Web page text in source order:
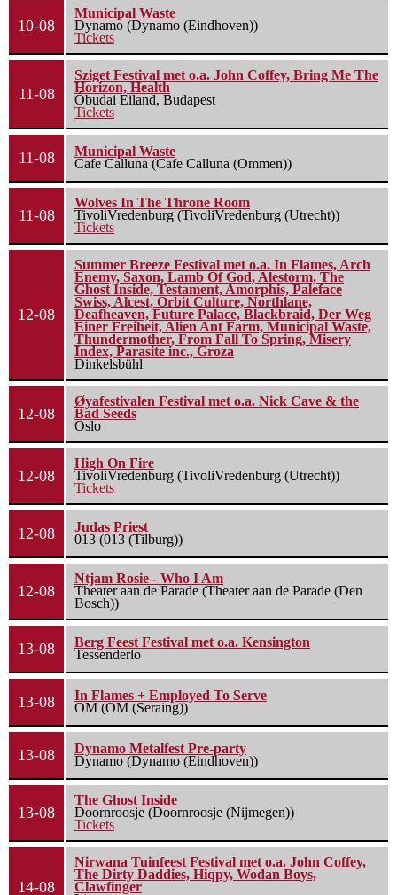
10-08
Municipal Waste
Dynamo (Dynamo (Eindhoven))
Tickets
11-08
Sziget Festival met o.a. John Coffey, Bring Me The
Horizon, Health
Óbudai Eiland, Budapest
Tickets
11-08
Municipal Waste
Cafe Calluna (Cafe Calluna (Ommen))
11-08
Wolves In The Throne Room
TivoliVredenburg (TivoliVredenburg (Utrecht))
Tickets
12-08
Summer Breeze Festival met o.a. In Flames, Arch
Enemy, Saxon, Lamb Of God, Alestorm, The
Ghost Inside, Testament, Amorphis, Paleface
Swiss, Alcest, Orbit Culture, Northlane,
Deafheaven, Future Palace, Blackbraid, Der Weg
Einer Freiheit, Alien Ant Farm, Municipal Waste,
Thundermother, From Fall To Spring, Misery
Index, Parasite inc., Groza
Dinkelsbühl
12-08
Øyafestivalen Festival met o.a. Nick Cave & the
Bad Seeds
Oslo
12-08
High On Fire
TivoliVredenburg (TivoliVredenburg (Utrecht))
Tickets
12-08
Judas Priest
013 (013 (Tilburg))
12-08
Ntjam Rosie - Who I Am
Theater aan de Parade (Theater aan de Parade (Den
Bosch))
13-08
Berg Feest Festival met o.a. Kensington
Tessenderlo
13-08
In Flames + Employed To Serve
OM (OM (Seraing))
13-08
Dynamo Metalfest Pre-party
Dynamo (Dynamo (Eindhoven))
13-08
The Ghost Inside
Doornroosje (Doornroosje (Nijmegen))
Tickets
14-08
Nirwana Tuinfeest Festival met o.a. John Coffey,
The Dirty Daddies, Hiqpy, Wodan Boys,
Clawfinger